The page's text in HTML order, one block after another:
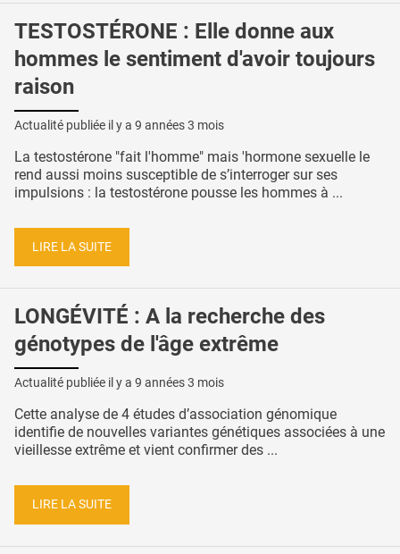
TESTOSTÉRONE : Elle donne aux
hommes le sentiment d'avoir toujours
raison
Actualité publiée il y a 9 années 3 mois
La testostérone "fait l'homme" mais 'hormone sexuelle le
rend aussi moins susceptible de s’interroger sur ses
impulsions : la testostérone pousse les hommes à ...
LIRE LA SUITE
LONGÉVITÉ : A la recherche des
génotypes de l'âge extrême
Actualité publiée il y a 9 années 3 mois
Cette analyse de 4 études d’association génomique
identifie de nouvelles variantes génétiques associées à une
vieillesse extrême et vient confirmer des ...
LIRE LA SUITE